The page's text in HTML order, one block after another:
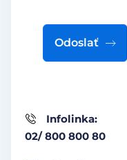
Infolinka:
02/ 800 800 80
Odoslať